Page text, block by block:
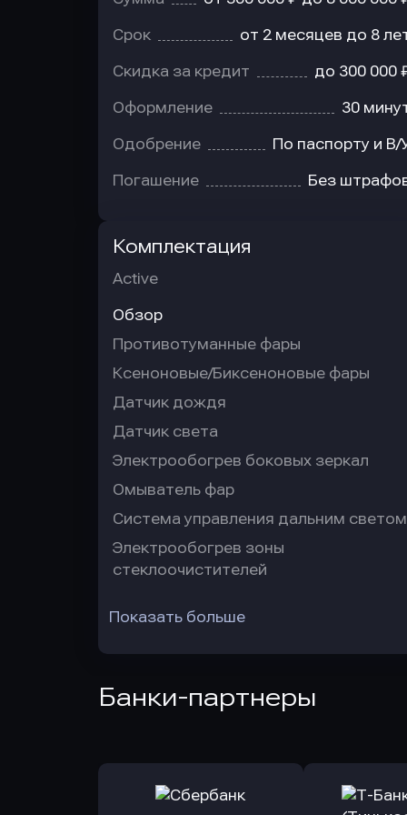
Срок от 2 месяцев до 8
Скидка за кредит до 300 000
Оформление 30
Одобрение По паспорту и В/
Погашение Без
Комплектация
Active
Обзор
Противотуманные фары
Ксеноновые/Биксеноновые фары
Датчик дождя
Датчик света
Электрообогрев боковых зеркал
Омыватель фар
Система управления дальним светом
Электрообогрев зоны
стеклоочистителей
Показать больше
Банки-партнеры